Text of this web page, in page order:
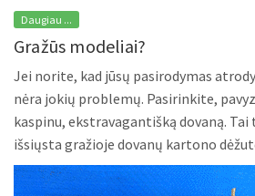
Daugiau ...
Gražūs modeliai?
Jei norite, kad jūsų pasirodymas
nėra jokių problemų. Pasirinkite,
kaspinu, ekstravagantišką dovaną.
išsiųsta gražioje dovanų kartono